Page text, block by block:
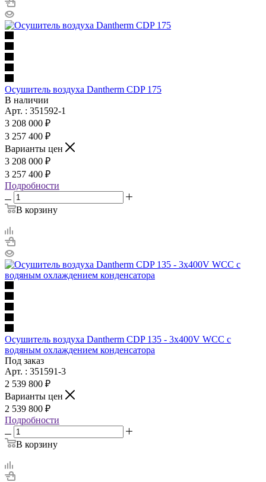
Осушитель воздуха Dantherm CDP 175
В наличии
Арт. : 351592-1
3 208 000 ₽
3 257 400 ₽
Варианты цен
3 208 000 ₽
3 257 400 ₽
Подробности
В корзину
Осушитель воздуха Dantherm CDP 135 - 3x400V WCC с
водяным охлаждением конденсатора
Под заказ
Арт. : 351591-3
2 539 800 ₽
Варианты цен
2 539 800 ₽
Подробности
В корзину